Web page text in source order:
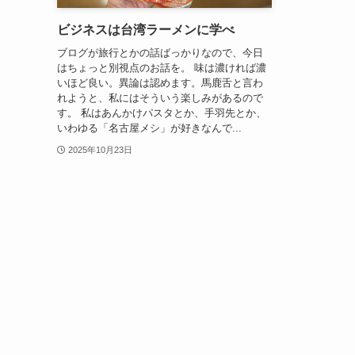
ビジネスは台湾ラーメンに学べ
ブログが旅行とかの話ばっかりなので、今日
はちょっと別視点のお話を。 味は濃ければ濃
いほど良い。異論は認めます。馬鹿舌と言わ
れようと、私にはそういう楽しみがあるので
す。 私はあんかけパスタとか、手羽先とか、
いわゆる「名古屋メシ」が好きなんで...
2025年10月23日